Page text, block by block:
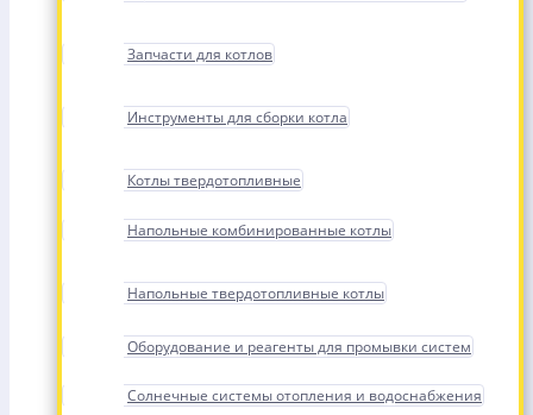
Запчасти для котлов
Инструменты для сборки котла
Котлы твердотопливные
Напольные комбинированные котлы
Напольные твердотопливные котлы
Оборудование и реагенты для промывки систем
Солнечные системы отопления и водоснабжения